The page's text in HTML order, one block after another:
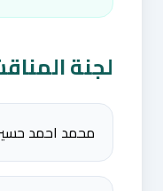
لجنة
محمد احمد